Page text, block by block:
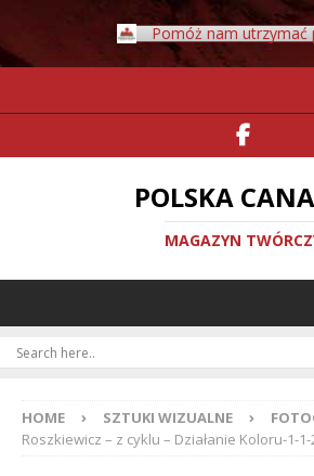
Pomóż nam utrzymać
POLSKA
MAGAZYN
HOME SZTUKI WIZUALNE
Roszkiewicz – z cyklu – Działanie Koloru-1-1-